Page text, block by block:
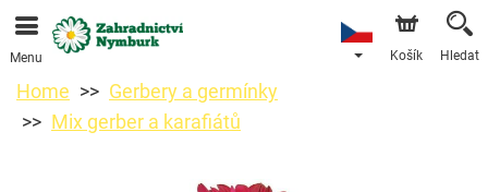
Objednávky přes e-shop přijímáme. Nejbližší možné
doručení je od 11.8.2026 z důvodu dovolené.
Menu Košík Hledat
Home
Gerbery a germínky
Mix gerber a karafiátů